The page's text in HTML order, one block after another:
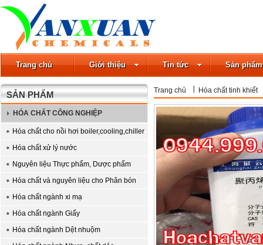
Trang chủ Giới thiệu Tin tức Sản phẩm
SẢN PHẨM
HÓA CHẤT CÔNG NGHIỆP
Hóa chất cho nồi hơi boiler,cooling,chiller
Hóa chất xử lý nước
Nguyên liệu Thực phẩm, Dược phẩm
Hóa chất và nguyên liệu cho Phân bón
Hóa chất ngành xi mạ
Hóa chất ngành Giấy
Hóa chất ngành Dệt nhuộm
Trang chủ Hóa chất tinh khiết